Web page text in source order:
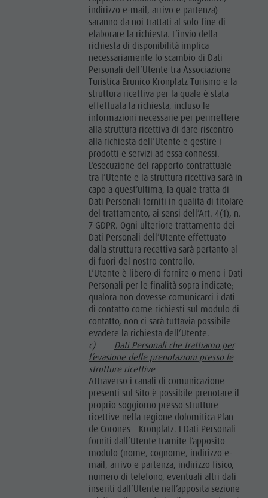
indirizzo e-mail, arrivo e partenza)
saranno da noi trattati al solo fine di
elaborare la richiesta. L’invio della
richiesta di disponibilità implica
necessariamente lo scambio di Dati
Personali dell’Utente tra Associazione
Turistica Brunico Kronplatz Turismo e la
struttura ricettiva per la quale è stata
effettuata la richiesta, incluso le
informazioni necessarie per permettere
alla struttura ricettiva di dare riscontro
alla richiesta dell’Utente e gestire i
prodotti e servizi ad essa connessi.
L’esecuzione del rapporto contrattuale
tra l’Utente e la struttura ricettiva sarà in
capo a quest’ultima, la quale tratta di
Dati Personali forniti in qualità di titolare
del trattamento, ai sensi dell’Art. 4(1), n.
7 GDPR. Ogni ulteriore trattamento dei
Dati Personali dell’Utente effettuato
dalla struttura recettiva sarà pertanto al
di fuori del nostro controllo.
L’Utente è libero di fornire o meno i Dati
Personali per le finalità sopra indicate;
qualora non dovesse comunicarci i dati
di contatto come richiesti sul modulo di
contatto, non ci sarà tuttavia possibile
evadere la richiesta dell’Utente.
c) Dati Personali che trattiamo per
l’evasione delle prenotazioni presso le
strutture ricettive
Attraverso i canali di comunicazione
presenti sul Sito è possibile prenotare il
proprio soggiorno presso strutture
ricettive nella regione dolomitica Plan
de Corones – Kronplatz. I Dati Personali
forniti dall’Utente tramite l’apposito
modulo (nome, cognome, indirizzo e-
mail, arrivo e partenza, indirizzo fisico,
numero di telefono, eventuali altri dati
inseriti dall’Utente nell’apposita sezione